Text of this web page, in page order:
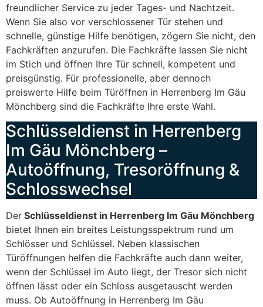
freundlicher Service zu jeder Tages- und Nachtzeit.
Wenn Sie also vor verschlossener Tür stehen und
schnelle, günstige Hilfe benötigen, zögern Sie nicht, den
Fachkräften anzurufen. Die Fachkräfte lassen Sie nicht
im Stich und öffnen Ihre Tür schnell, kompetent und
preisgünstig. Für professionelle, aber dennoch
preiswerte Hilfe beim Türöffnen in Herrenberg Im Gäu
Mönchberg sind die Fachkräfte Ihre erste Wahl.
Schlüsseldienst in Herrenberg
Im Gäu Mönchberg –
Autoöffnung, Tresoröffnung &
Schlosswechsel
Der Schlüsseldienst in Herrenberg Im Gäu Mönchberg
bietet Ihnen ein breites Leistungsspektrum rund um
Schlösser und Schlüssel. Neben klassischen
Türöffnungen helfen die Fachkräfte auch dann weiter,
wenn der Schlüssel im Auto liegt, der Tresor sich nicht
öffnen lässt oder ein Schloss ausgetauscht werden
muss. Ob Autoöffnung in Herrenberg Im Gäu